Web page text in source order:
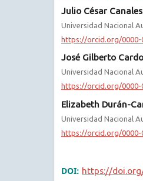
Julio César
Universidad Nacional
https://orcid.org/0000-
José Gilberto
Universidad Nacional
https://orcid.org/0000-
Elizabeth Durán-
Universidad Nacional
https://orcid.org/0000-
DOI: https://